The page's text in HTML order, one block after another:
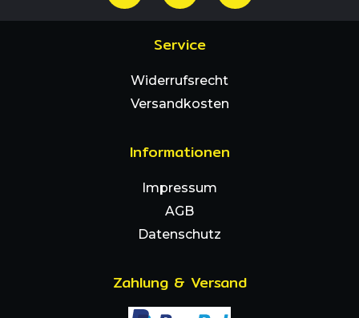
Service
Widerrufsrecht
Versandkosten
Informationen
Impressum
AGB
Datenschutz
Zahlung & Versand